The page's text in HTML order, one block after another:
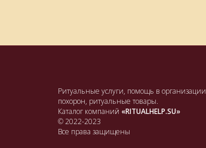
Ритуальные услуги, помощь в организации
похорон, ритуальные товары.
Каталог компаний «RITUALHELP.SU»
© 2022-2023
Все права защищены